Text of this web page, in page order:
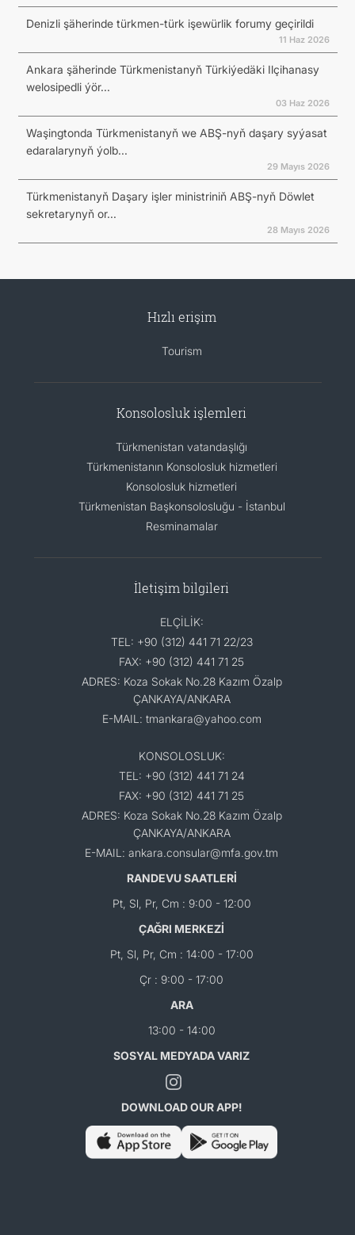
Denizli şäherinde türkmen-türk işewürlik forumy geçirildi
11 Haz 2026
Ankara şäherinde Türkmenistanyň Türkiýedäki Ilçihanasy
welosipedli ýör...
03 Haz 2026
Waşingtonda Türkmenistanyň we ABŞ-nyň daşary syýasat
edaralarynyň ýolb...
29 Mayıs 2026
Türkmenistanyň Daşary işler ministriniň ABŞ-nyň Döwlet
sekretarynyň or...
28 Mayıs 2026
Hızlı erişim
Tourism
Konsolosluk işlemleri
Türkmenistan vatandaşlığı
Türkmenistanın Konsolosluk hizmetleri
Konsolosluk hizmetleri
Türkmenistan Başkonsolosluğu - İstanbul
Resminamalar
İletişim bilgileri
ELÇİLİK:
TEL: +90 (312) 441 71 22/23
FAX: +90 (312) 441 71 25
ADRES: Koza Sokak No.28 Kazım Özalp
ÇANKAYA/ANKARA
E-MAIL: tmankara@yahoo.com
KONSOLOSLUK:
TEL: +90 (312) 441 71 24
FAX: +90 (312) 441 71 25
ADRES: Koza Sokak No.28 Kazım Özalp
ÇANKAYA/ANKARA
E-MAIL: ankara.consular@mfa.gov.tm
RANDEVU SAATLERİ
Pt, Sl, Pr, Cm : 9:00 - 12:00
ÇAĞRI MERKEZİ
Pt, Sl, Pr, Cm : 14:00 - 17:00
Çr : 9:00 - 17:00
ARA
13:00 - 14:00
SOSYAL MEDYADA VARIZ
DOWNLOAD OUR APP!